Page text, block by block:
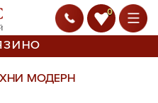
0
МОДЕРН